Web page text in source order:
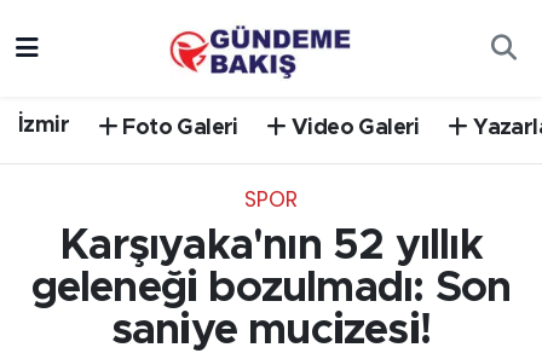
İzmir Foto Galeri Video Galeri
SPOR
Karşıyaka'nın 52 yıllık
geleneği bozulmadı: Son
saniye mucizesi!
EGE
EĞİTİM
Süper Lig Puan Durumu ve Fikstür
Tüm Manşetler